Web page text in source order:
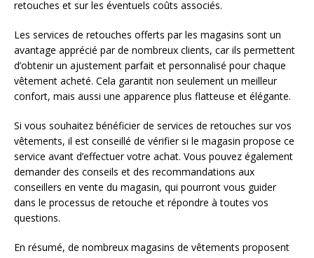
retouches et sur les éventuels coûts associés.
Les services de retouches offerts par les magasins sont un
avantage apprécié par de nombreux clients, car ils permettent
d’obtenir un ajustement parfait et personnalisé pour chaque
vêtement acheté. Cela garantit non seulement un meilleur
confort, mais aussi une apparence plus flatteuse et élégante.
Si vous souhaitez bénéficier de services de retouches sur vos
vêtements, il est conseillé de vérifier si le magasin propose ce
service avant d’effectuer votre achat. Vous pouvez également
demander des conseils et des recommandations aux
conseillers en vente du magasin, qui pourront vous guider
dans le processus de retouche et répondre à toutes vos
questions.
En résumé, de nombreux magasins de vêtements proposent